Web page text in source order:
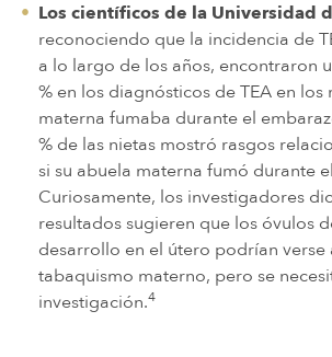
Los científicos de la Universidad
reconociendo que la incidencia de
a lo largo de los años, encontraron
% en los diagnósticos de TEA en los
materna fumaba durante el
% de las nietas mostró rasgos
si su abuela materna fumó durante
Curiosamente, los investigadores
resultados sugieren que los óvulos
desarrollo en el útero podrían
tabaquismo materno, pero se
investigación.4